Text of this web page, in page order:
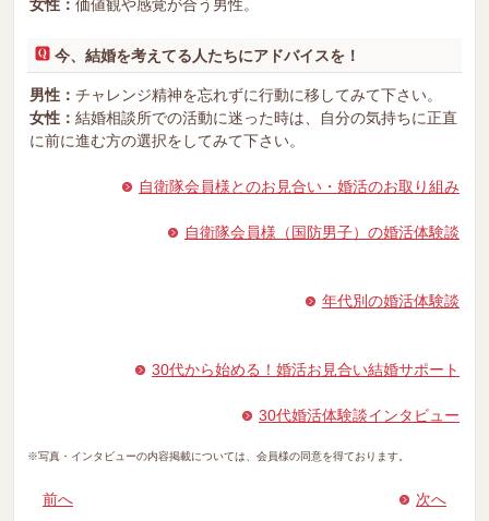
女性： 価値観や感覚が合う男性。
今、結婚を考えてる人たちにアドバイスを！
男性： チャレンジ精神を忘れずに行動に移してみて下さい。
女性： 結婚相談所での活動に迷った時は、自分の気持ちに正直
に前に進む方の選択をしてみて下さい。
自衛隊会員様とのお見合い・婚活のお取り組み
自衛隊会員様（国防男子）の婚活体験談
年代別の婚活体験談
30代から始める！婚活お見合い結婚サポート
30代婚活体験談インタビュー
※写真・インタビューの内容掲載については、会員様の同意を得ております。
前へ 次へ